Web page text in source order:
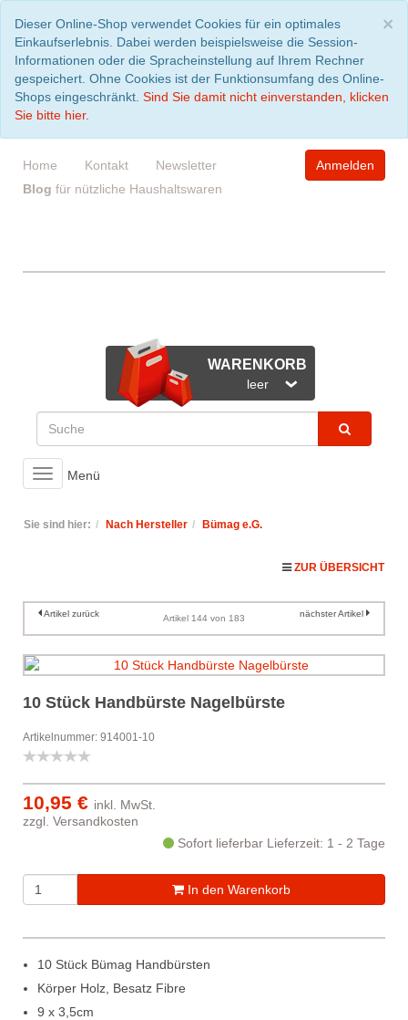
×
Dieser Online-Shop verwendet Cookies für ein optimales
Einkaufserlebnis. Dabei werden beispielsweise die Session-
Informationen oder die Spracheinstellung auf Ihrem Rechner
gespeichert. Ohne Cookies ist der Funktionsumfang des Online-
Shops eingeschränkt. Sind Sie damit nicht einverstanden, klicken
Sie bitte hier.
Home Kontakt
Newsletter
Blog für nützliche Haushaltswaren
Anmelden
WARENKORB
leer
Toggle
navigation
Menü
Sie sind hier: Nach Hersteller Bümag e.G.
ZUR ÜBERSICHT
Artikel zurück Artikel 144 von 183 nächster Artikel
10 Stück Handbürste Nagelbürste
Artikelnummer: 914001-10
10,95 € inkl. MwSt.
zzgl. Versandkosten
Sofort lieferbar Lieferzeit: 1 - 2 Tage
In den Warenkorb
10 Stück Bümag Handbürsten
Körper Holz, Besatz Fibre
9 x 3,5cm